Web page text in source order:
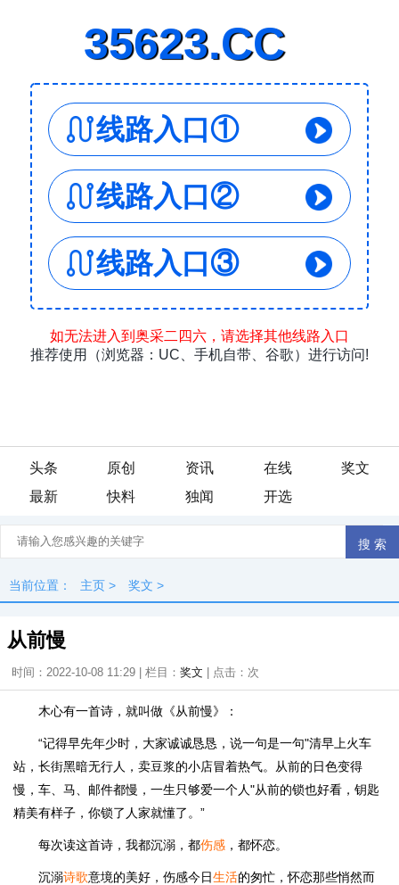
头条 原创 资讯 在线
奖文
最新
快料 独闻 开选
当前位置： 主页 > 奖文 >
从前慢
时间：2022-10-08 11:29 | 栏目： 奖文 | 点击： 次
木心有一首诗，就叫做《从前慢》：
“记得早先年少时，大家诚诚恳恳，说一句是一句"清早上火车
站，长街黑暗无行人，卖豆浆的小店冒着热气。从前的日色变得
慢，车、马、邮件都慢，一生只够爱一个人"从前的锁也好看，钥匙
精美有样子，你锁了人家就懂了。”
每次读这首诗，我都沉溺，都伤感 ，都怀恋。
沉溺诗歌意境的美好，伤感今日生活的匆忙，怀恋那些悄然而